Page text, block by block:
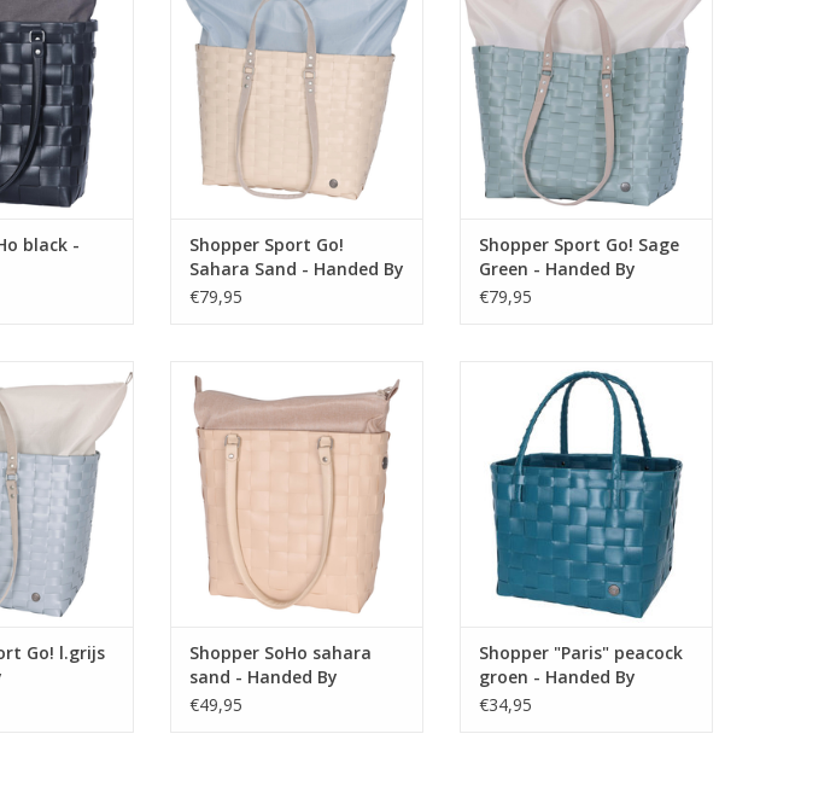
voor iedere
de PU leren
te dragen in
je schouder.
WINKELWAGEN
black -
sportschool. Draag hem over je
schouder of in de hand met de
polyester hengsels. Met de rits
aan de bovenzijde sluit je de tas
eenvoudig af, alles netjes en
TOEVOEGEN AAN WINKELWAGEN
Shopper Sport Go!
Sahara Sand - Handed By
€79,95
sportschool. Draag hem over je
schouder of in de hand met de
polyester hengsels. Met de rits
aan de bovenzijde sluit je de tas
eenvoudig af, alles netjes en
veilig uit het zicht!
Afmetingen: 38x24x
TOEVOEGEN AAN WINKELWAGEN
Shopper Sport Go! Sage
Green - Handed By
€79,95
sauna of de
hem over je
hand met de
Met de rits
sluit je de tas
netjes en
het zicht!
38x24x
WINKELWAGEN
Go! l.grijs
inzetbaar voor iedere
gelegenheid. Door de PU leren
hengsels gemakkelijk te dragen in
de hand of over je schouder. Een
ideaal formaat voor een dag
naar de stad of om mee te
nemen naar kantoor.
TOEVOEGEN AAN WINKELWAGEN
Shopper SoHo sahara
sand - Handed By
€49,95
De mooie handgevlochten tas
Paris van Handed By is een
kleurrijk en trendy
boodschappentas of shopper.
Een functionele
boodschappentas voor de
dagelijkse inkopen of naar het
strand met een fashion look.
Deze oersterke tas kan heel wat
kilo's vervoeren en
Shopper "Paris" peacock
groen - Handed By
€34,95